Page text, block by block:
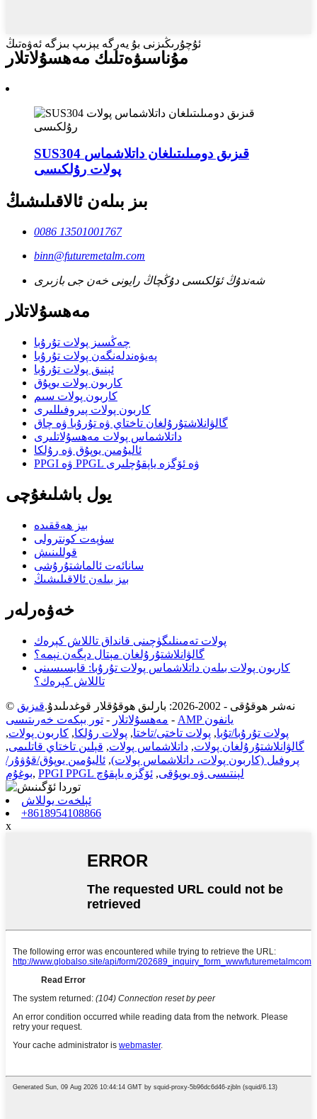
ئۇچۇرىڭىزنى بۇ يەرگە يېزىپ بىزگە ئەۋەتىڭ
مۇناسىۋەتلىك مەھسۇلاتلار
SUS304 قىزىق دومىلىتىلغان داتلاشماس
پولات رۇلكىسى
بىز بىلەن ئالاقىلىشىڭ
0086 13501001767
binn@futuremetalm.com
شەندۇڭ ئۆلكىسى دۇڭچاڭ رايونى خەن جى بازىرى
مەھسۇلاتلار
چەڭسىز پولات تۇرۇبا
پەيۋەندلەنگەن پولات تۇرۇبا
ئېنىق پولات تۇرۇبا
كاربون پولات يوپۇق
كاربون پولات سىم
كاربون پولات پىروفىللىرى
گالۋانلاشتۇرۇلغان تاختاي ۋە تۇرۇبا ۋە چاق
داتلاشماس پولات مەھسۇلاتلىرى
ئاليۇمىن يوپۇق ۋە رۇلكا
PPGI ۋە PPGL ۋە ئۆگزە ياپقۇچلىرى
يول باشلىغۇچى
بىز ھەققىدە
سۈپەت كونترولى
قوللىنىش
سانائەت ئالماشتۇرۇشى
بىز بىلەن ئالاقىلىشىڭ
خەۋەرلەر
پولات تەمىنلىگۈچىنى قانداق تاللاش كېرەك
گالۋانلاشتۇرۇلغان مېتال دېگەن نېمە؟
كاربون پولات بىلەن داتلاشماس پولات تۇرۇبا: قايسىسىنى
تاللاش كېرەك؟
© نەشر ھوقۇقى - 2002-2026: بارلىق ھوقۇقلار قوغدىلىدۇ.
قىزىق
مەھسۇلاتلار - تور بېكەت خەرىتىسى -
AMP يانفون
پولات تۇرۇبا/تۇبا, پولات تاختى/تاختا, پولات رۇلكا, كاربون پولات,
گالۋانلاشتۇرۇلغان پولات, داتلاشماس پولات, قېلىن تاختاي قاتلىمى,
پروفىل (كاربون پولات، داتلاشماس پولات), ئاليۇمىن يوپۇق/قۇۋۇر/
بوغۇم, PPGI PPGL لېنتىسى ۋە يوپۇقى, ئۆگزە ياپقۇچ
ئېلخەت يوللاش
+8618954108866
x